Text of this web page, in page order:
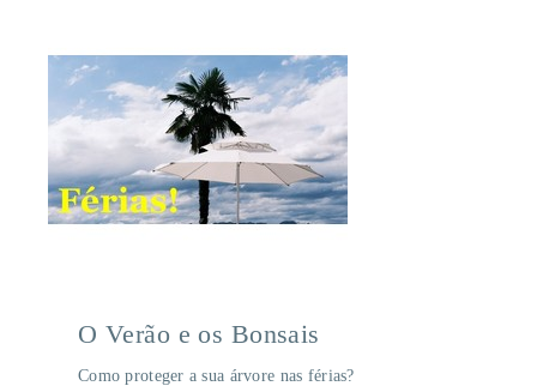
O Verão e os Bonsais
Como proteger a sua árvore nas férias?